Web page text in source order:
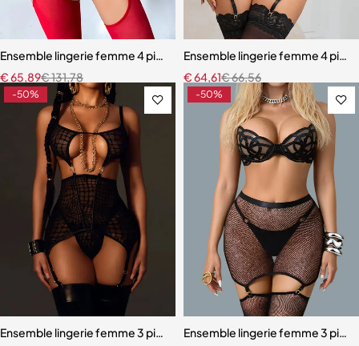
Ensemble lingerie femme 4 pièces – Dentelle rouge avec chaînes
€131,78
€65,89
Ensemble lingerie femme 4
€66,56
€64,61
-50%
Ensemble lingerie femme 3 pièces – Texture alligator avec corset
-50%
Ensemble lingerie femme 3